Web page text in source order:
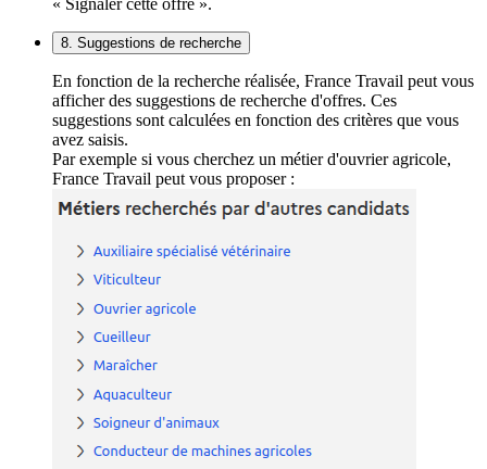
8. Suggestions de recherche
En fonction de la recherche réalisée, France Travail peut vous
afficher des suggestions de recherche d'offres. Ces
suggestions sont calculées en fonction des critères que vous
avez saisis.
Par exemple si vous cherchez un métier d'ouvrier agricole,
France Travail peut vous proposer :